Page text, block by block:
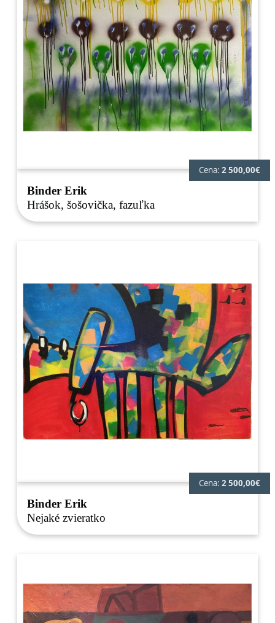
Cena: 2 500,00€
Binder Erik
Hrášok, šošovička, fazuľka
Cena: 2 500,00€
Binder Erik
Nejaké zvieratko